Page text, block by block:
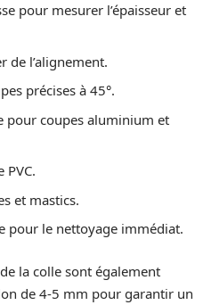
pour mesurer l’épaisseur et
de l’alignement.
précises à 45°.
pour coupes aluminium et
PVC.
et mastics.
pour le nettoyage immédiat.
la colle sont également
de 4-5 mm pour garantir un